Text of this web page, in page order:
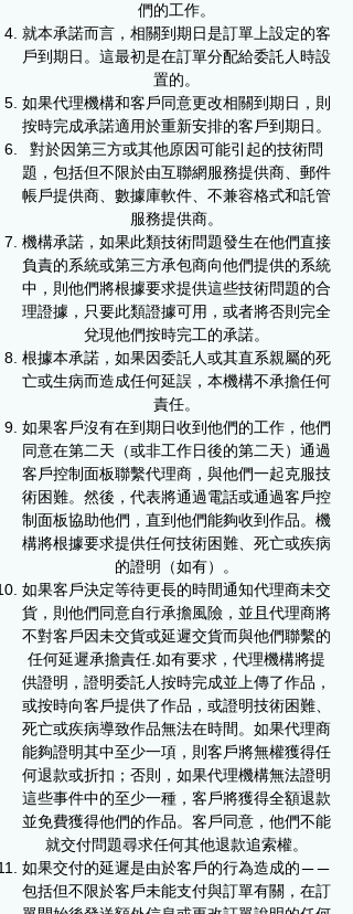
們的工作。
就本承諾而言，相關到期日是訂單上設定的客
戶到期日。這最初是在訂單分配給委託人時設
置的。
如果代理機構和客戶同意更改相關到期日，則
按時完成承諾適用於重新安排的客戶到期日。
對於因第三方或其他原因可能引起的技術問
題，包括但不限於由互聯網服務提供商、郵件
帳戶提供商、數據庫軟件、不兼容格式和託管
服務提供商。
機構承諾，如果此類技術問題發生在他們直接
負責的系統或第三方承包商向他們提供的系統
中，則他們將根據要求提供這些技術問題的合
理證據，只要此類證據可用，或者將否則完全
兌現他們按時完工的承諾。
根據本承諾，如果因委託人或其直系親屬的死
亡或生病而造成任何延誤，本機構不承擔任何
責任。
如果客戶沒有在到期日收到他們的工作，他們
同意在第二天（或非工作日後的第二天）通過
客戶控制面板聯繫代理商，與他們一起克服技
術困難。然後，代表將通過電話或通過客戶控
制面板協助他們，直到他們能夠收到作品。機
構將根據要求提供任何技術困難、死亡或疾病
的證明（如有）。
如果客戶決定等待更長的時間通知代理商未交
貨，則他們同意自行承擔風險，並且代理商將
不對客戶因未交貨或延遲交貨而與他們聯繫的
任何延遲承擔責任.如有要求，代理機構將提
供證明，證明委託人按時完成並上傳了作品，
或按時向客戶提供了作品，或證明技術困難、
死亡或疾病導致作品無法在時間。如果代理商
能夠證明其中至少一項，則客戶將無權獲得任
何退款或折扣；否則，如果代理機構無法證明
這些事件中的至少一種，客戶將獲得全額退款
並免費獲得他們的作品。客戶同意，他們不能
就交付問題尋求任何其他退款追索權。
如果交付的延遲是由於客戶的行為造成的——
包括但不限於客戶未能支付與訂單有關，在訂